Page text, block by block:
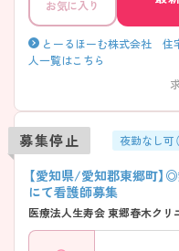
お気に入り
とーるほーむ株式会社
人一覧はこちら
募集停止 夜勤なし可
【愛知県/愛知郡東郷町
にて看護師募集
医療法人生寿会 東郷春木ク